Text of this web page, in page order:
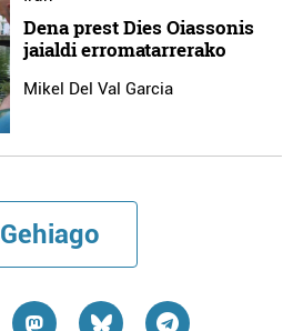
Dena prest Dies Oiassonis
jaialdi erromatarrerako
Mikel Del Val Garcia
Gehiago